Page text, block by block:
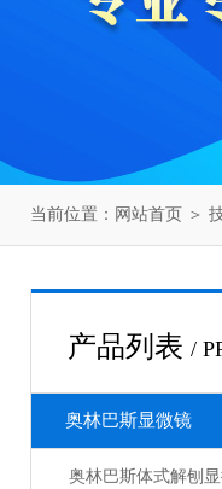
当前位置： 网站首页 ＞
产品列表 /
奥林巴斯显微镜
奥林巴斯体式解刨